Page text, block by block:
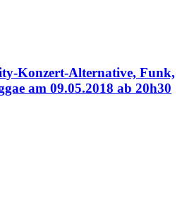
Konzert-Alternative, Funk,
am 09.05.2018 ab 20h30